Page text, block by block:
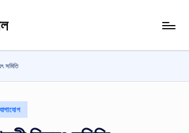
সমিতি